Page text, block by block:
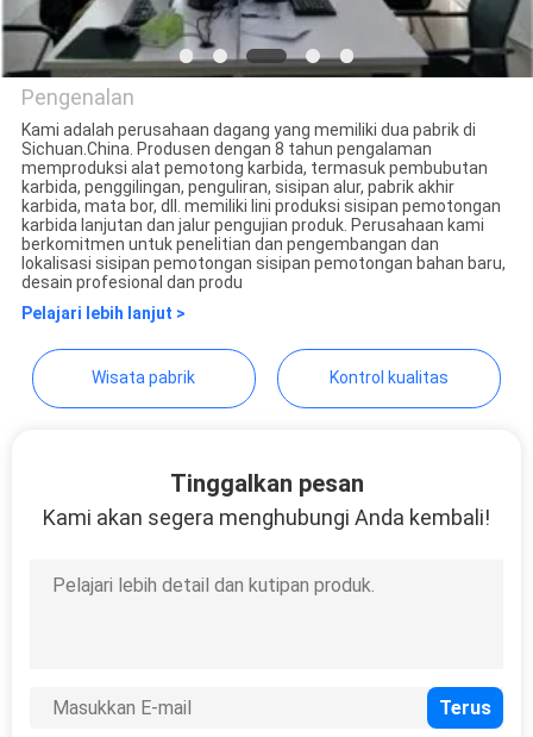
PRIVACY
POLICY
Sichuan keluosi Trading Co.,
Ltd
Pengenalan
Kami adalah perusahaan dagang yang memiliki dua pabrik di
Sichuan.China. Produsen dengan 8 tahun pengalaman
memproduksi alat pemotong karbida, termasuk pembubutan
karbida, penggilingan, penguliran, sisipan alur, pabrik akhir
karbida, mata bor, dll. memiliki lini produksi sisipan pemotongan
karbida lanjutan dan jalur pengujian produk. Perusahaan kami
berkomitmen untuk penelitian dan pengembangan dan
lokalisasi sisipan pemotongan sisipan pemotongan bahan baru,
desain profesional dan produ
Pelajari lebih lanjut >
Wisata pabrik Kontrol kualitas
Tinggalkan pesan
Kami akan segera menghubungi Anda kembali!